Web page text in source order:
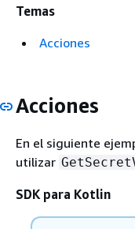
Temas
Acciones
Acciones
En el siguiente
utilizar
SDK para Kotlin